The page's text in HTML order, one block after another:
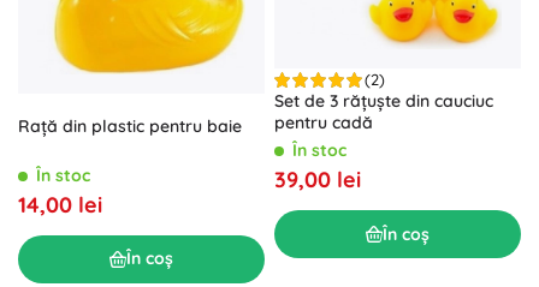
Rață din plastic pentru baie
În stoc
14,00 lei
În coș
(2)
Set de 3 rățuște din cauciuc
pentru cadă
În stoc
39,00 lei
În coș